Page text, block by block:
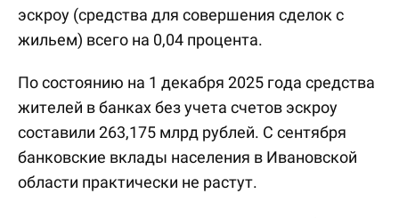
эскроу (средства для совершения сделок с
жильем) всего на 0,04 процента.
По состоянию на 1 декабря 2025 года средства
жителей в банках без учета счетов эскроу
составили 263,175 млрд рублей. С сентября
банковские вклады населения в Ивановской
области практически не растут.